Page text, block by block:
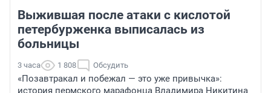
Выжившая после атаки с кислотой
петербурженка выписалась из
больницы
3 часа 1 808 Обсудить
«Позавтракал и побежал — это уже привычка»:
история пермского марафонца Владимира Никитина